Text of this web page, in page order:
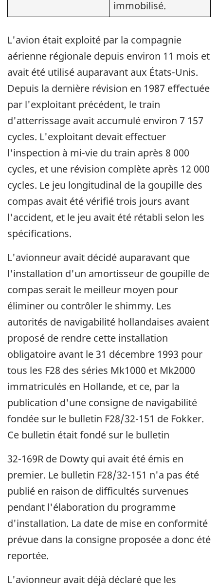
immobilisé.
L'avion était exploité par la compagnie
aérienne régionale depuis environ 11 mois et
avait été utilisé auparavant aux États-Unis.
Depuis la dernière révision en 1987 effectuée
par l'exploitant précédent, le train
d'atterrissage avait accumulé environ 7 157
cycles. L'exploitant devait effectuer
l'inspection à mi-vie du train après 8 000
cycles, et une révision complète après 12 000
cycles. Le jeu longitudinal de la goupille des
compas avait été vérifié trois jours avant
l'accident, et le jeu avait été rétabli selon les
spécifications.
L'avionneur avait décidé auparavant que
l'installation d'un amortisseur de goupille de
compas serait le meilleur moyen pour
éliminer ou contrôler le shimmy. Les
autorités de navigabilité hollandaises avaient
proposé de rendre cette installation
obligatoire avant le 31 décembre 1993 pour
tous les F28 des séries Mk1000 et Mk2000
immatriculés en Hollande, et ce, par la
publication d'une consigne de navigabilité
fondée sur le bulletin F28/32-151 de Fokker.
Ce bulletin était fondé sur le bulletin
32-169R de Dowty qui avait été émis en
premier. Le bulletin F28/32-151 n'a pas été
publié en raison de difficultés survenues
pendant l'élaboration du programme
d'installation. La date de mise en conformité
prévue dans la consigne proposée a donc été
reportée.
L'avionneur avait déjà déclaré que les